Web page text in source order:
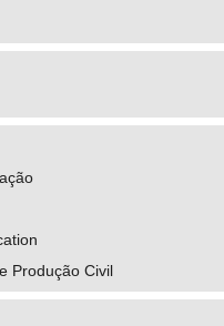
Produção Civil